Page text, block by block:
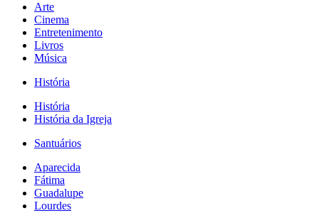
Arte
Cinema
Entretenimento
Livros
Música
História
História
História da Igreja
Santuários
Aparecida
Fátima
Guadalupe
Lourdes